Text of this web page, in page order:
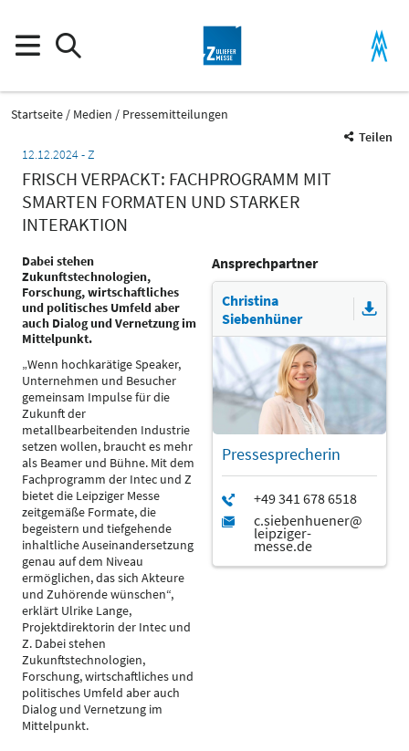
Startseite Medien
Pressemitteilungen
Teilen
12.12.2024 Z
FRISCH VERPACKT: FACHPROGRAMM MIT
SMARTEN FORMATEN UND STARKER
INTERAKTION
Dabei stehen
Zukunftstechnologien,
Forschung, wirtschaftliches
und politisches Umfeld aber
auch Dialog und Vernetzung im
Mittelpunkt.
„Wenn hochkarätige Speaker,
Unternehmen und Besucher
gemeinsam Impulse für die
Zukunft der
metallbearbeitenden Industrie
setzen wollen, braucht es mehr
als Beamer und Bühne. Mit dem
Fachprogramm der Intec und Z
bietet die Leipziger Messe
zeitgemäße Formate, die
begeistern und tiefgehende
inhaltliche Auseinandersetzung
genau auf dem Niveau
ermöglichen, das sich Akteure
und Zuhörende wünschen“,
erklärt Ulrike Lange,
Projektdirektorin der Intec und
Z. Dabei stehen
Zukunftstechnologien,
Forschung, wirtschaftliches und
politisches Umfeld aber auch
Dialog und Vernetzung im
Mittelpunkt.
Ansprechpartner
Christina
Siebenhüner
Pressesprecherin